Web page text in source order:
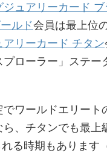
ジュアリーカード ブ
ルド会員は最上位
アリーカード チタン
ローラー」ステー
でワールドエリート
ら、チタンでも最上
る時期もあります